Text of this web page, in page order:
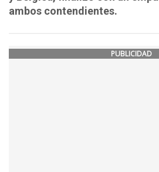
ambos contendientes.
PUBLICIDAD